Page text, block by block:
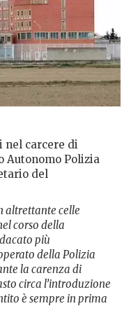
nel carcere di
Autonomo Polizia
del
altrettante celle
corso della
più
della Polizia
la carenza di
circa l’introduzione
è sempre in prima